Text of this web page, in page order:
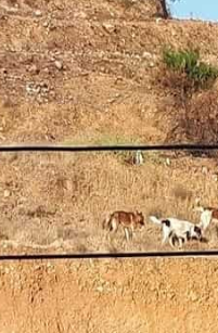
فرص
وموارد
ملفاتنا
ميديا
المستشارة
النشرة